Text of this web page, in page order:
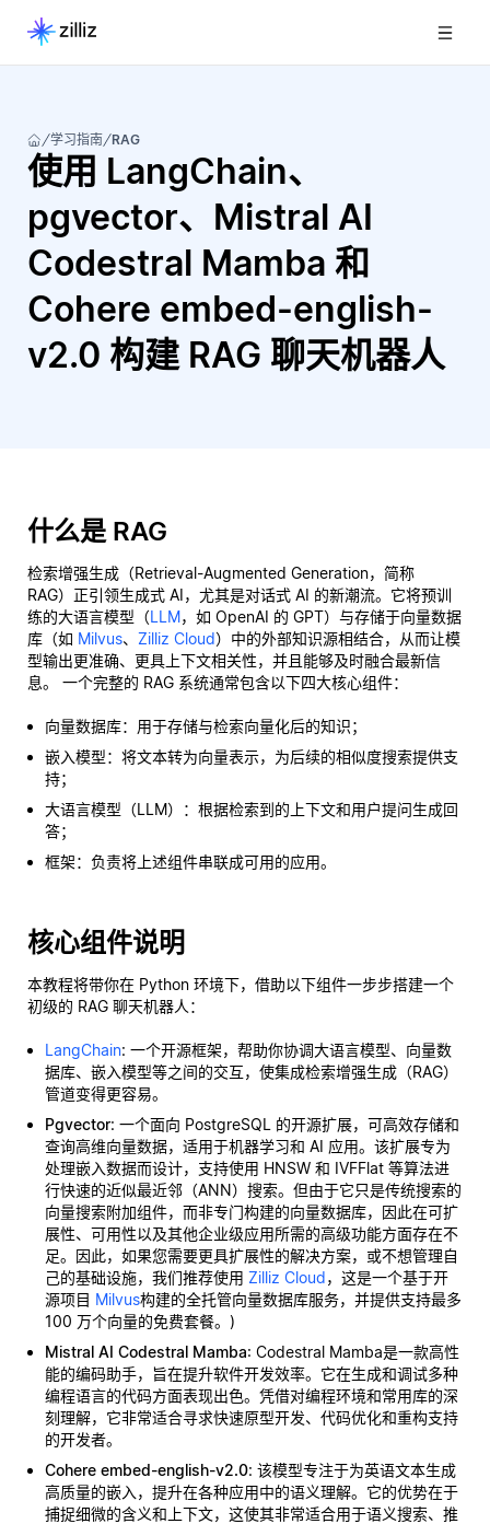
学习指南 RAG
使用 LangChain、
pgvector、Mistral AI
Codestral Mamba 和
Cohere embed-english-
v2.0 构建 RAG 聊天机器人
什么是 RAG
检索增强生成（Retrieval-Augmented Generation，简称
RAG）正引领生成式 AI，尤其是对话式 AI 的新潮流。它将预训
练的大语言模型（LLM，如 OpenAI 的 GPT）与存储于向量数据
库（如 Milvus、 Zilliz Cloud）中的外部知识源相结合，从而让模
型输出更准确、更具上下文相关性，并且能够及时融合最新信
息。 一个完整的 RAG 系统通常包含以下四大核心组件：
向量数据库：用于存储与检索向量化后的知识；
嵌入模型：将文本转为向量表示，为后续的相似度搜索提供支
持；
大语言模型（LLM）：根据检索到的上下文和用户提问生成回
答；
框架：负责将上述组件串联成可用的应用。
核心组件说明
本教程将带你在 Python 环境下，借助以下组件一步步搭建一个
初级的 RAG 聊天机器人：
LangChain: 一个开源框架，帮助你协调大语言模型、向量数
据库、嵌入模型等之间的交互，使集成检索增强生成（RAG）
管道变得更容易。
Pgvector: 一个面向 PostgreSQL 的开源扩展，可高效存储和
查询高维向量数据，适用于机器学习和 AI 应用。该扩展专为
处理嵌入数据而设计，支持使用 HNSW 和 IVFFlat 等算法进
行快速的近似最近邻（ANN）搜索。但由于它只是传统搜索的
向量搜索附加组件，而非专门构建的向量数据库，因此在可扩
展性、可用性以及其他企业级应用所需的高级功能方面存在不
足。因此，如果您需要更具扩展性的解决方案，或不想管理自
己的基础设施，我们推荐使用 Zilliz Cloud，这是一个基于开
源项目 Milvus构建的全托管向量数据库服务，并提供支持最多
100 万个向量的免费套餐。)
Mistral AI Codestral Mamba: Codestral Mamba是一款高性
能的编码助手，旨在提升软件开发效率。它在生成和调试多种
编程语言的代码方面表现出色。凭借对编程环境和常用库的深
刻理解，它非常适合寻求快速原型开发、代码优化和重构支持
的开发者。
Cohere embed-english-v2.0: 该模型专注于为英语文本生成
高质量的嵌入，提升在各种应用中的语义理解。它的优势在于
捕捉细微的含义和上下文，这使其非常适合用于语义搜索、推